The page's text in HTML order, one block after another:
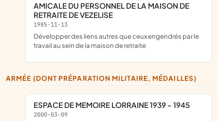
AMICALE DU PERSONNEL DE LA MAISON DE
RETRAITE DE VEZELISE
1985-11-13
développer des liens autres que ceux engendrés par le
travail au sein de la maison de retraite
ARMÉE (DONT PRÉPARATION MILITAIRE, MÉDAILLES)
ESPACE DE MEMOIRE LORRAINE 1939 - 1945
2000-03-09